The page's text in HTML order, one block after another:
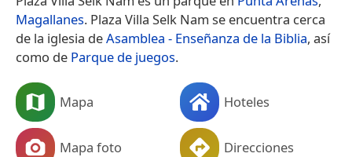
Magallanes. Plaza Villa Selk Nam se encuentra cerca
de la iglesia deAsamblea - Enseñanza de la Biblia, así
como de Parque de juegos.
Mapa Hoteles
Mapa foto Direcciones